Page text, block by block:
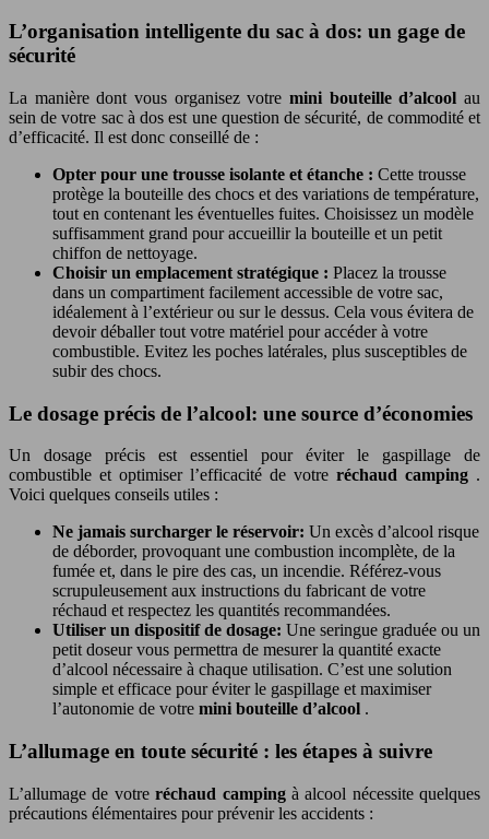
L’organisation intelligente du sac à dos: un gage de
sécurité
La manière dont vous organisez votre mini bouteille d’alcool au
sein de votre sac à dos est une question de sécurité, de commodité et
d’efficacité. Il est donc conseillé de :
Opter pour une trousse isolante et étanche : Cette trousse
protège la bouteille des chocs et des variations de température,
tout en contenant les éventuelles fuites. Choisissez un modèle
suffisamment grand pour accueillir la bouteille et un petit
chiffon de nettoyage.
Choisir un emplacement stratégique : Placez la trousse
dans un compartiment facilement accessible de votre sac,
idéalement à l’extérieur ou sur le dessus. Cela vous évitera de
devoir déballer tout votre matériel pour accéder à votre
combustible. Evitez les poches latérales, plus susceptibles de
subir des chocs.
Le dosage précis de l’alcool: une source d’économies
Un dosage précis est essentiel pour éviter le gaspillage de
combustible et optimiser l’efficacité de votre réchaud camping .
Voici quelques conseils utiles :
Ne jamais surcharger le réservoir: Un excès d’alcool risque
de déborder, provoquant une combustion incomplète, de la
fumée et, dans le pire des cas, un incendie. Référez-vous
scrupuleusement aux instructions du fabricant de votre
réchaud et respectez les quantités recommandées.
Utiliser un dispositif de dosage: Une seringue graduée ou un
petit doseur vous permettra de mesurer la quantité exacte
d’alcool nécessaire à chaque utilisation. C’est une solution
simple et efficace pour éviter le gaspillage et maximiser
l’autonomie de votre mini bouteille d’alcool .
L’allumage en toute sécurité : les étapes à suivre
L’allumage de votreréchaud camping à alcool nécessite quelques
précautions élémentaires pour prévenir les accidents :